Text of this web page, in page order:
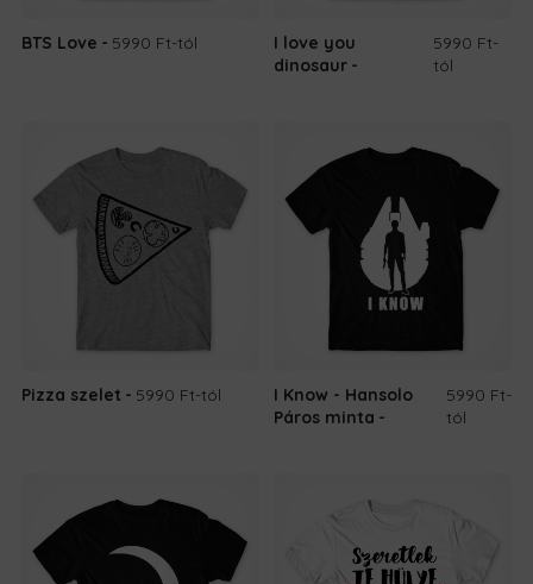
BTS Love 5990 Ft-tól
I love you
dinosaur
5990 Ft-
tól
Pizza szelet 5990 Ft-tól
I Know - Hansolo
Páros minta
5990 Ft-
tól